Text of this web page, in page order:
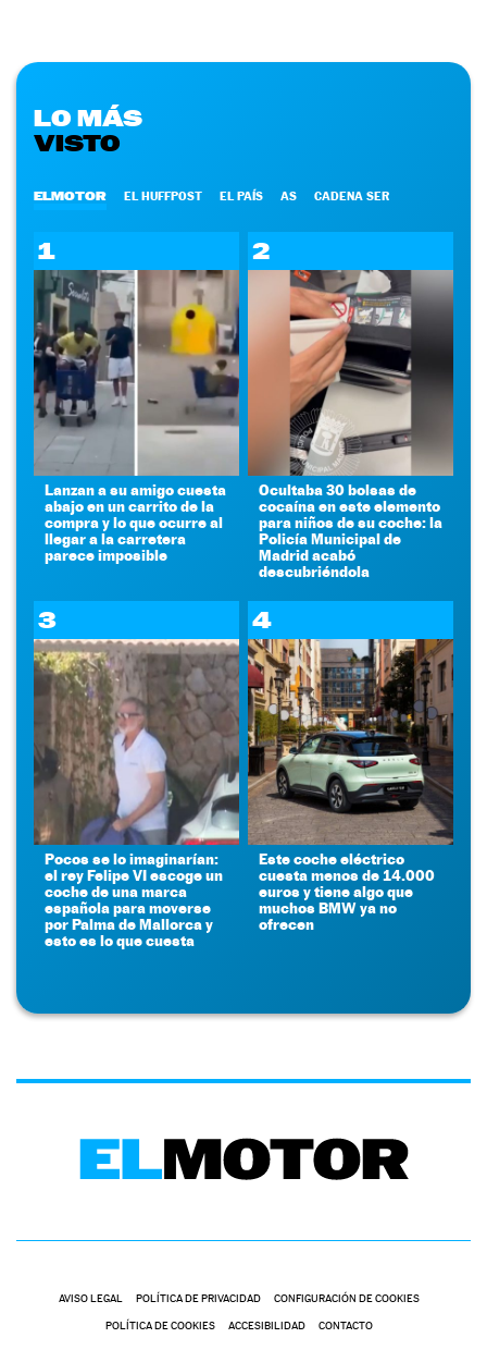
LO MÁS
VISTO
ELMOTOR EL HUFFPOST EL PAÍS AS CADENA SER
1
Lanzan a su amigo cuesta
abajo en un carrito de la
compra y lo que ocurre al
llegar a la carretera
parece imposible
2
Ocultaba 30 bolsas de
cocaína en este elemento
para niños de su coche: la
Policía Municipal de
Madrid acabó
descubriéndola
3
Pocos se lo imaginarían:
el rey Felipe VI escoge un
coche de una marca
española para moverse
por Palma de Mallorca y
esto es lo que cuesta
4
Este coche eléctrico
cuesta menos de 14.000
euros y tiene algo que
muchos BMW ya no
ofrecen
AVISO LEGAL POLÍTICA DE PRIVACIDAD CONFIGURACIÓN DE COOKIES
POLÍTICA DE COOKIES ACCESIBILIDAD CONTACTO